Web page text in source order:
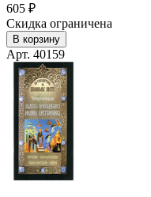
605 ₽
Скидка ограничена
В корзину
Арт. 40159